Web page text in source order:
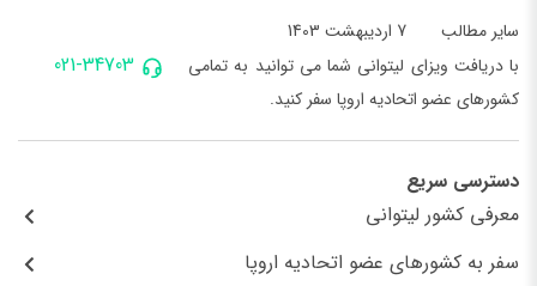
سایر مطالب 7 اردیبهشت 1403
021-34703
با دریافت ویزای لیتوانی شما می توانید به تمامی
کشورهای عضو اتحادیه اروپا سفر کنید.
دسترسی سریع
معرفی کشور لیتوانی
سفر به کشورهای عضو اتحادیه اروپا